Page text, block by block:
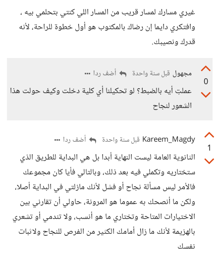
غيري مسارك لمسار قريب من المسار اللي كنتي بتحلمي بيه ،
وافتكري دايما إن رضاك بالمكتوب هو أول خطوة للراحة، لأنه
قدرك ونصيبك.
0
مجهول قبل سنة واحدة أضف ردا
عملتِ أيه بالضبط؟ لو تحكيلنا أي كلية دخلت وكيف حولت هذا
الشعور لنجاح
1
Kareem_Magdy قبل سنة واحدة أضف ردا
الثانوية العامة ليست النهاية أبدا بل هي البداية للطريق الذي
ستختاريه وتكملي فيه بعد ذلك، وبالتالي فأيا كان مجموعك
فالأمر ليس مسألة نجاح أو فشل لأنك مازلتي في البداية أصلا،
ولكن ما أنصحك به عموما هو المرونة، حاولي أن تقارني بين
الاختيارات المتاحة وتختاري ما هو أنسب، ولا تندمي أو تشعري
بالهزيمة لأنك ما زال أمامك الكثير من الفرص للنجاح ولاثبات
نفسك